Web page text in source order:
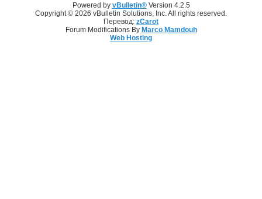
Powered by vBulletin®Version 4.2.5
Copyright © 2026 vBulletin Solutions, Inc. All rights reserved.
Перевод: zCarot
Forum Modifications By Marco Mamdouh
Web Hosting